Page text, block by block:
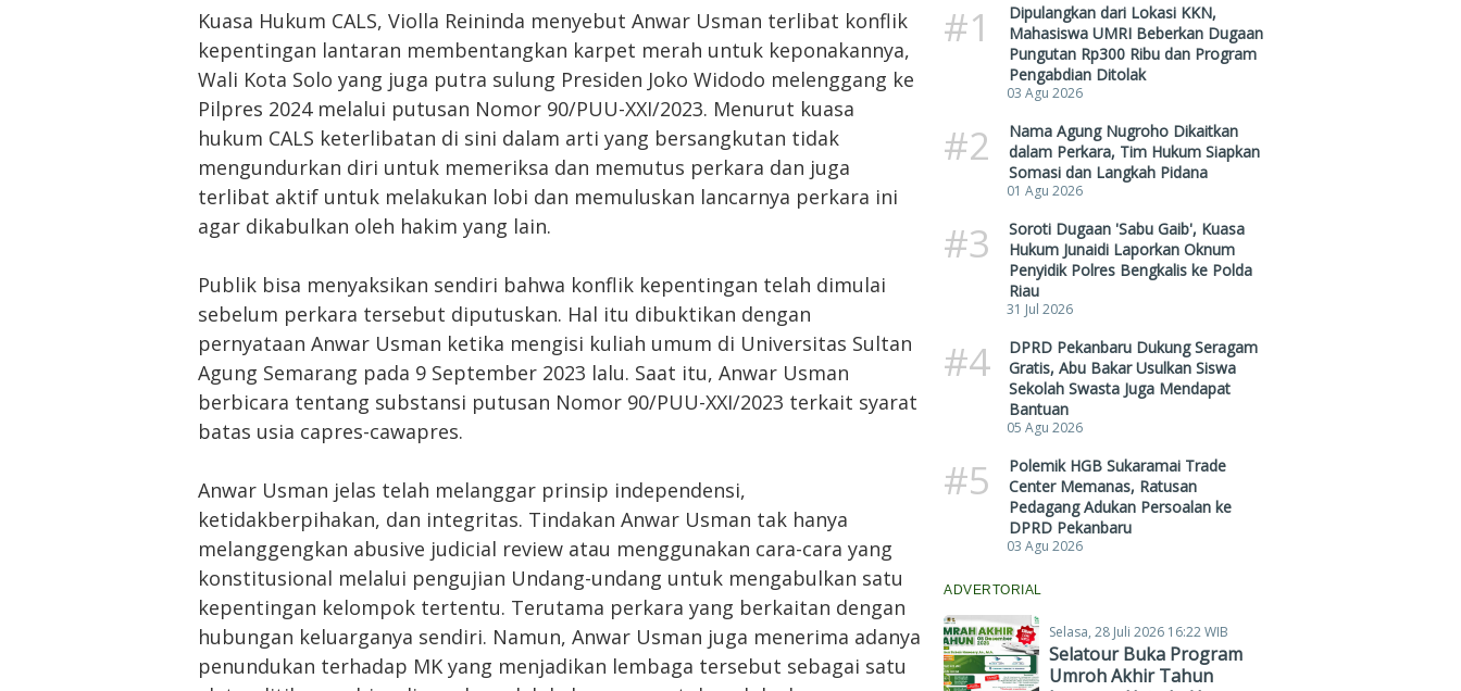
Kuasa Hukum CALS, Violla Reininda menyebut Anwar Usman terlibat konflik
kepentingan lantaran membentangkan karpet merah untuk keponakannya,
Wali Kota Solo yang juga putra sulung Presiden Joko Widodo melenggang ke
Pilpres 2024 melalui putusan Nomor 90/PUU-XXI/2023. Menurut kuasa
hukum CALS keterlibatan di sini dalam arti yang bersangkutan tidak
mengundurkan diri untuk memeriksa dan memutus perkara dan juga
terlibat aktif untuk melakukan lobi dan memuluskan lancarnya perkara ini
agar dikabulkan oleh hakim yang lain.
Publik bisa menyaksikan sendiri bahwa konflik kepentingan telah dimulai
sebelum perkara tersebut diputuskan. Hal itu dibuktikan dengan
pernyataan Anwar Usman ketika mengisi kuliah umum di Universitas Sultan
Agung Semarang pada 9 September 2023 lalu. Saat itu, Anwar Usman
berbicara tentang substansi putusan Nomor 90/PUU-XXI/2023 terkait syarat
batas usia capres-cawapres.
Anwar Usman jelas telah melanggar prinsip independensi,
ketidakberpihakan, dan integritas. Tindakan Anwar Usman tak hanya
melanggengkan abusive judicial review atau menggunakan cara-cara yang
konstitusional melalui pengujian Undang-undang untuk mengabulkan satu
kepentingan kelompok tertentu. Terutama perkara yang berkaitan dengan
hubungan keluarganya sendiri. Namun, Anwar Usman juga menerima adanya
penundukan terhadap MK yang menjadikan lembaga tersebut sebagai satu
#1
Dipulangkan dari Lokasi KKN,
Mahasiswa UMRI Beberkan Dugaan
Pungutan Rp300 Ribu dan Program
Pengabdian Ditolak
03 Agu 2026
#2
Nama Agung Nugroho Dikaitkan
dalam Perkara, Tim Hukum Siapkan
Somasi dan Langkah Pidana
01 Agu 2026
#3
Soroti Dugaan 'Sabu Gaib', Kuasa
Hukum Junaidi Laporkan Oknum
Penyidik Polres Bengkalis ke Polda
Riau
31 Jul 2026
#4
DPRD Pekanbaru Dukung Seragam
Gratis, Abu Bakar Usulkan Siswa
Sekolah Swasta Juga Mendapat
Bantuan
05 Agu 2026
#5
Polemik HGB Sukaramai Trade
Center Memanas, Ratusan
Pedagang Adukan Persoalan ke
DPRD Pekanbaru
03 Agu 2026
ADVERTORIAL
Selasa, 28 Juli 2026 16:22 WIB
Selatour Buka Program
Umroh Akhir Tahun